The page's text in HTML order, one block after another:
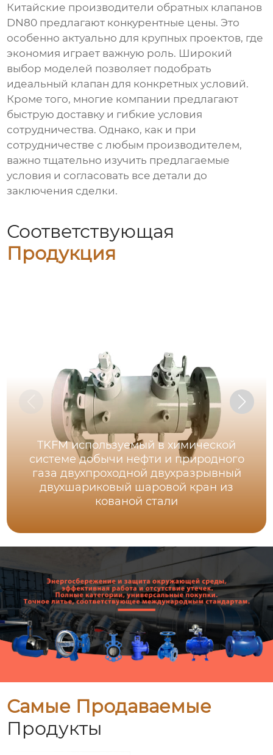
Китайские производители обратных клапанов
DN80 предлагают конкурентные цены. Это
особенно актуально для крупных проектов, где
экономия играет важную роль. Широкий
выбор моделей позволяет подобрать
идеальный клапан для конкретных условий.
Кроме того, многие компании предлагают
быструю доставку и гибкие условия
сотрудничества. Однако, как и при
сотрудничестве с любым производителем,
важно тщательно изучить предлагаемые
условия и согласовать все детали до
заключения сделки.
Соответствующая
Продукция
TKFM используемый в химической
системе добычи нефти и природного
газа двухпроходной двухразрывный
двухшариковый шаровой кран из
кованой стали
Самые Продаваемые
Продукты